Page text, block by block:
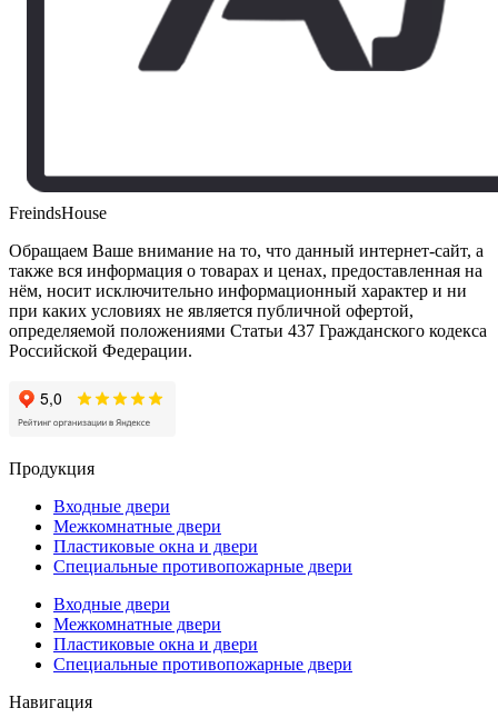
FreindsHouse
Обращаем Ваше внимание на то, что данный интернет-сайт, а
также вся информация о товарах и ценах, предоставленная на
нём, носит исключительно информационный характер и ни
при каких условиях не является публичной офертой,
определяемой положениями Статьи 437 Гражданского кодекса
Российской Федерации.
Продукция
Входные двери
Межкомнатные двери
Пластиковые окна и двери
Специальные противопожарные двери
Входные двери
Межкомнатные двери
Пластиковые окна и двери
Специальные противопожарные двери
Навигация